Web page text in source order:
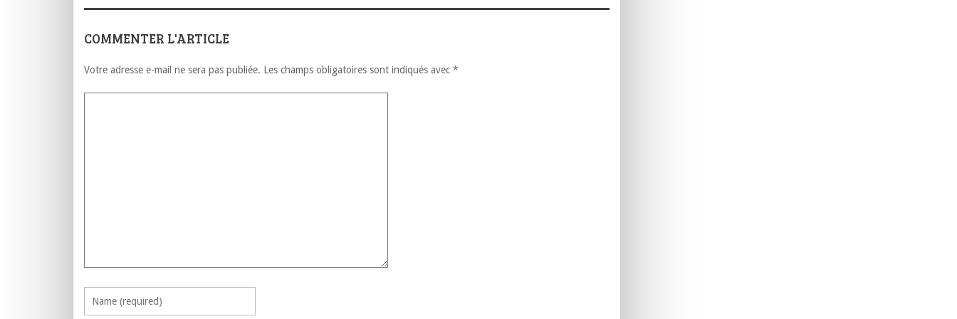
COMMENTER L'ARTICLE
Votre adresse e-mail ne sera pas publiée. Les champs obligatoires sont indiqués avec *